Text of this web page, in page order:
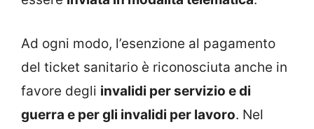
Ad ogni modo, l’esenzione al pagamento
del ticket sanitario è riconosciuta anche in
favore degli invalidi per servizio e di
guerra e per gli invalidi per lavoro. Nel